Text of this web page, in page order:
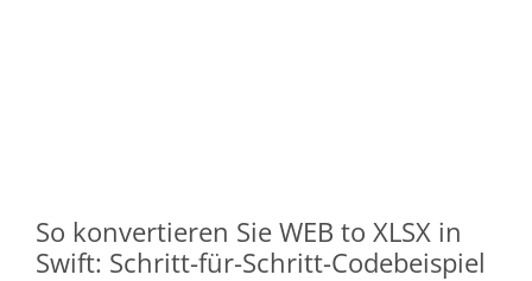
So konvertieren Sie WEB to XLSX in
Swift: Schritt-für-Schritt-Codebeispiel